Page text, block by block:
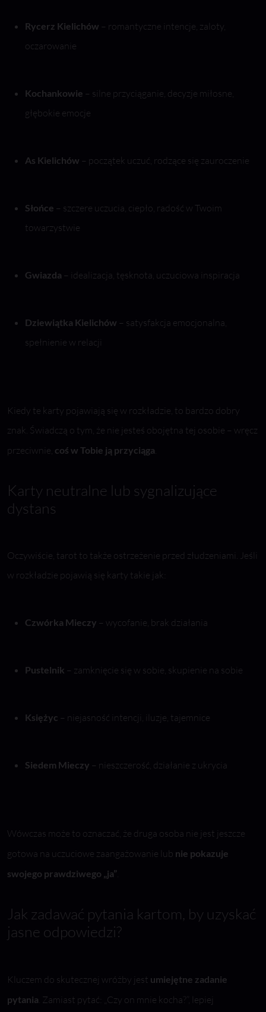
Rycerz Kielichów – romantyczne intencje, zaloty,
oczarowanie
Kochankowie – silne przyciąganie, decyzje miłosne,
głębokie emocje
As Kielichów – początek uczuć, rodzące się zauroczenie
Słońce – szczere uczucia, ciepło, radość w Twoim
towarzystwie
Gwiazda – idealizacja, tęsknota, uczuciowa inspiracja
Dziewiątka Kielichów – satysfakcja emocjonalna,
spełnienie w relacji
Kiedy te karty pojawiają się w rozkładzie, to bardzo dobry
znak. Świadczą o tym, że nie jesteś obojętna tej osobie – wręcz
przeciwnie, coś w Tobie ją przyciąga.
Karty neutralne lub sygnalizujące
dystans
Oczywiście, tarot to także ostrzeżenie przed złudzeniami. Jeśli
w rozkładzie pojawią się karty takie jak:
Czwórka Mieczy – wycofanie, brak działania
Pustelnik – zamknięcie się w sobie, skupienie na sobie
Księżyc – niejasność intencji, iluzje, tajemnice
Siedem Mieczy – nieszczerość, działanie z ukrycia
Wówczas może to oznaczać, że druga osoba nie jest jeszcze
gotowa na uczuciowe zaangażowanie lub nie pokazuje
swojego prawdziwego „ja”.
Jak zadawać pytania kartom, by uzyskać
jasne odpowiedzi?
Kluczem do skutecznej wróżby jest umiejętne zadanie
pytania. Zamiast pytać: „Czy on mnie kocha?”, lepiej